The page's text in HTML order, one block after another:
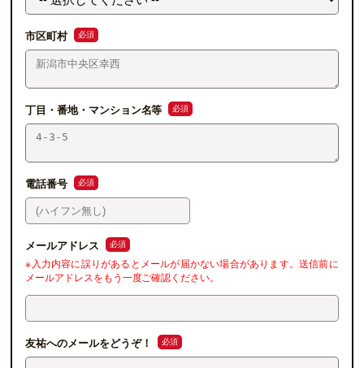
市区町村 必須
丁目・番地・マンション名等 必須
電話番号 必須
メールアドレス 必須
※入力内容に誤りがあるとメールが届かない場合があります。送信前に
メールアドレスをもう一度ご確認ください。
友祐へのメールをどうぞ！ 必須